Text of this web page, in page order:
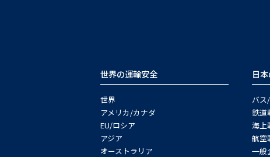
世界の運輸安全
世界
アメリカ/カナダ
EU/ロシア
アジア
オーストラリア
日
バス
鉄道
海上
航空
一般